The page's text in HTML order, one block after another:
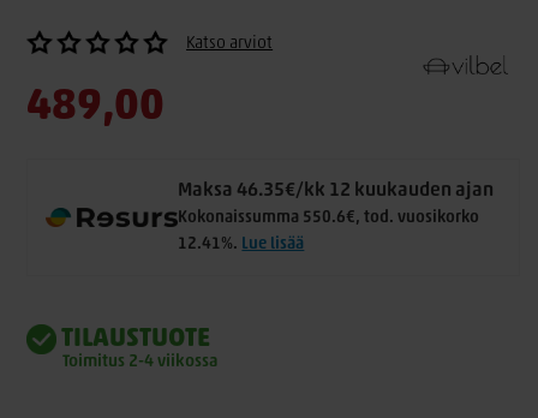
Katso arviot
489,00
Maksa 46.35€/kk 12 kuukauden ajan
Kokonaissumma 550.6€, tod. vuosikorko
12.41%. Lue lisää
TILAUSTUOTE
Toimitus 2-4 viikossa